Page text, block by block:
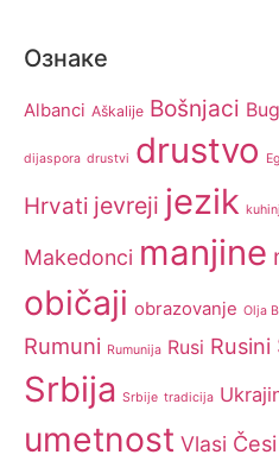
Ознаке
Albanci Aškalije Bošnjaci
dijaspora drustvi drustvo
Hrvati jevreji jezik
Makedonci manjine
običaji obrazovanje Olja
Rumuni Rumunija Rusi Rusini
Srbija Srbije tradicija
umetnost Vlasi Česi